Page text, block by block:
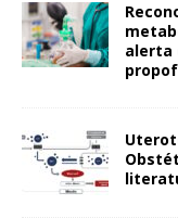
alerta